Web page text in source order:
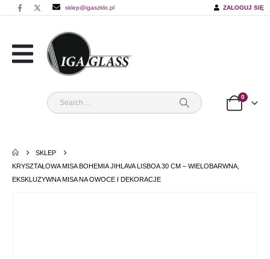
sklep@igaszklo.pl ZALOGUJ SIĘ
0
SKLEP
KRYSZTAŁOWA MISA BOHEMIA JIHLAVA LISBOA 30 CM – WIELOBARWNA,
EKSKLUZYWNA MISA NA OWOCE I DEKORACJE